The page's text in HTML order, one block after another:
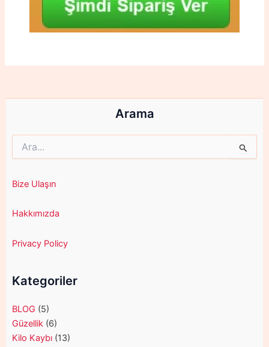
Arama
for:
Bize Ulaşın
Hakkımızda
Privacy Policy
Kategoriler
BLOG (5)
Güzellik (6)
Kilo Kaybı (13)